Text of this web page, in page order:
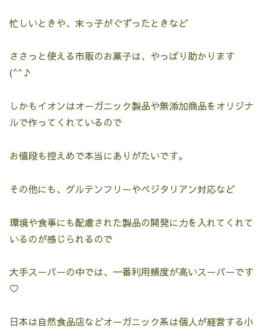
忙しいときや、末っ子がぐずったときなど
ささっと使える市販のお菓子は、やっぱり助かります
(^^♪
しかもイオンはオーガニック製品や無添加商品をオリジナ
ルで作ってくれているので
お値段も控えめで本当にありがたいです。
その他にも、グルテンフリーやベジタリアン対応など
環境や食事にも配慮された製品の開発に力を入れてくれて
いるのが感じられるので
大手スーパーの中では、一番利用頻度が高いスーパーです
♡
日本は自然食品店などオーガニック系は個人が経営する小